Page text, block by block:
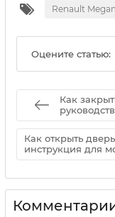
Renault
Оцените статью:
Как
Как открыть
инструкция для